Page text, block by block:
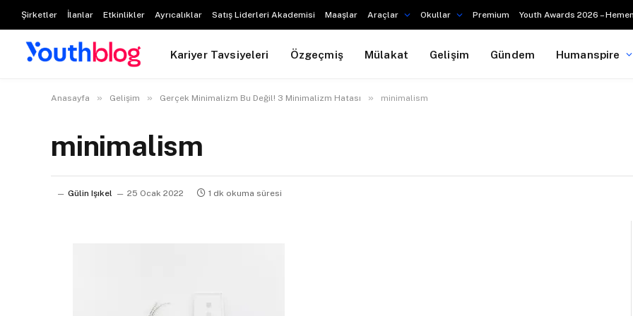
Şirketler İlanlar Etkinlikler Ayrıcalıklar Satış Liderleri Akademisi Maaşlar Araçlar Okullar Premium Youth Awards 2026 –
Kariyer Tavsiyeleri Özgeçmiş Mülakat Gelişim Gündem Humanspire
Anasayfa » Gelişim » Gerçek Minimalizm Bu Değil! 3 Minimalizm Hatası » minimalism
minimalism
Gülin Işıkel 25 Ocak 2022 1 dk okuma süresi